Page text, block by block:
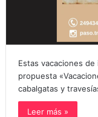
Estas vacaciones
propuesta
cabalgatas y
Leer más »